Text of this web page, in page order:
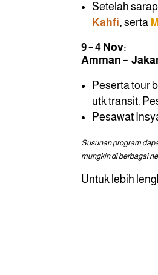
Setelah
Kahfi,serta
9 – 4 Nov:
Amman –
Peserta tour
utk transit.
Pesawat
Susunan program
mungkin di berbagai
Untuk lebih